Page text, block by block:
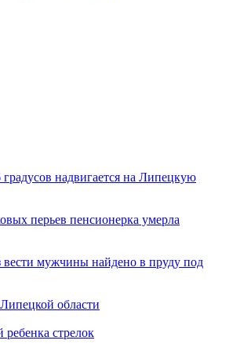
надвигается на Липецкую
перьев пенсионерка умерла
вести мужчины найдено в пруду под
области
стрелок